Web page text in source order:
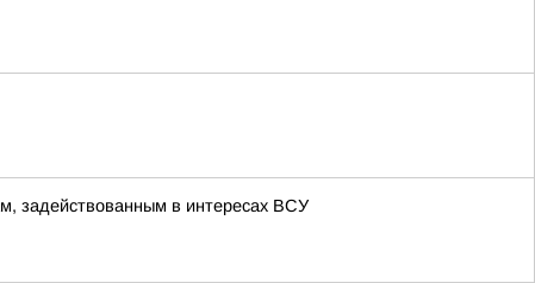
задействованным в интересах ВСУ